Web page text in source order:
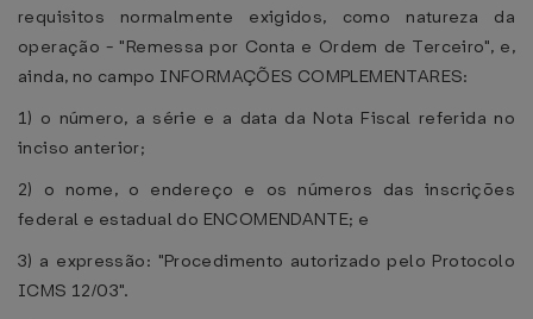
requisitos normalmente exigidos, como natureza da
operação - "Remessa por Conta e Ordem de Terceiro", e,
ainda, no campo INFORMAÇÕES COMPLEMENTARES:
1) o número, a série e a data da Nota Fiscal referida no
inciso anterior;
2) o nome, o endereço e os números das inscrições
federal e estadual do ENCOMENDANTE; e
3) a expressão: "Procedimento autorizado pelo Protocolo
ICMS 12/03".